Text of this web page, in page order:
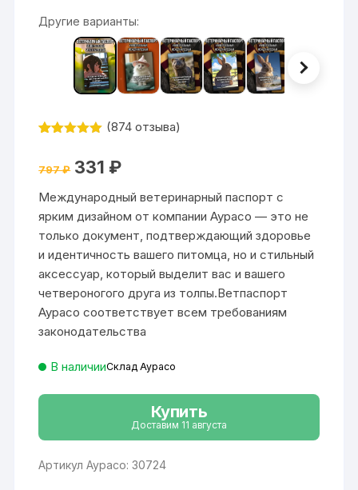
Другие варианты:
на основе
пользовател
ей
(874 отзыва)
797₽ Первоначальная
цена
797 ₽.
331 ₽Текущая
Международный ветеринарный паспорт с
ярким дизайном от компании Аурасо — это не
только документ, подтверждающий здоровье
и идентичность вашего питомца, но и стильный
аксессуар, который выделит вас и вашего
четвероногого друга из толпы.Ветпаспорт
Аурасо соответствует всем требованиям
законодательства
В наличииСклад Аурасо
Купить
Доставим 11 августа
Артикул Аурасо: 30724